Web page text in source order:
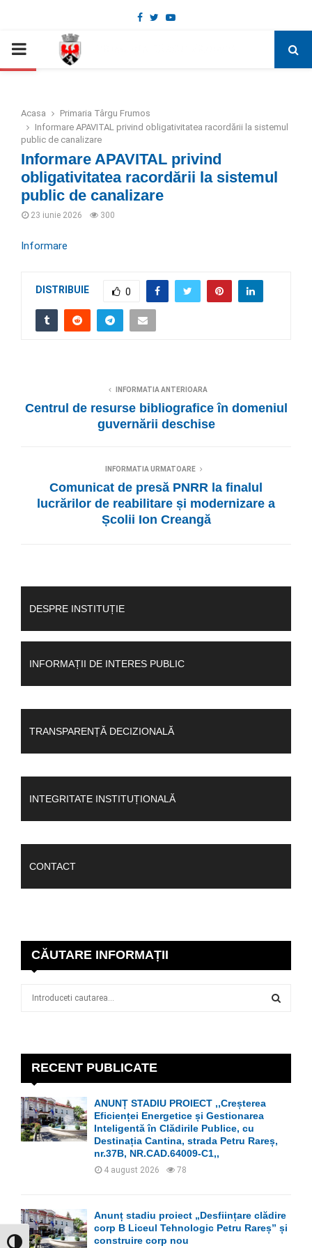
Deschide bara de unelte
GLISOR NIVEL CONTRAST
Facebook
TwitterYoutube
PRIMARY
Acasa
Primaria Târgu Frumos
Informare APAVITAL privind obligativitatea racordării la sistemul
public de canalizare
Informare APAVITAL privind
obligativitatea racordării la sistemul
public de canalizare
23 iunie 2026 300
Informare
DISTRIBUIE 0
INFORMATIA ANTERIOARA
Centrul de resurse bibliografice în domeniul
guvernării deschise
INFORMATIA URMATOARE
Comunicat de presă PNRR la finalul
lucrărilor de reabilitare și modernizare a
Școlii Ion Creangă
DESPRE INSTITUȚIE
INFORMAȚII DE INTERES PUBLIC
TRANSPARENȚĂ DECIZIONALĂ
INTEGRITATE INSTITUȚIONALĂ
CONTACT
CĂUTARE INFORMAȚII
r
:
E
A
C
RECENT PUBLICATE
ANUNȚ STADIU PROIECT ,,Creșterea
Eficienței Energetice și Gestionarea
Inteligentă în Clădirile Publice, cu
Destinația Cantina, strada Petru Rareș,
nr.37B, NR.CAD.64009-C1,,
4 august 2026 78
Anunț stadiu proiect „Desființare clădire
corp B Liceul Tehnologic Petru Rareș” și
construire corp nou